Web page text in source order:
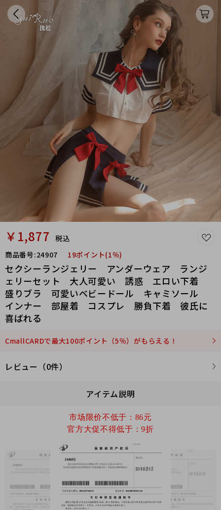
￥1,877
税込
商品番号:24907 19ポイント(1％)
セクシーランジェリー アンダーウェア ランジ
ェリーセット 大人可愛い 誘惑 エロい下着
盛りブラ 可愛いベビードール キャミソール
インナー 部屋着 コスプレ 勝負下着 彼氏に
喜ばれる
CmallCARDで最大100ポイント（5％）がもらえる！
レビュー（0件）
アイテム説明
市场限价不低于：86元
官方大促不得低于：9折